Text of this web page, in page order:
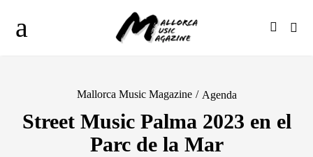
Mallorca Music Magazine / Agenda
Street Music Palma 2023 en el
Parc de la Mar